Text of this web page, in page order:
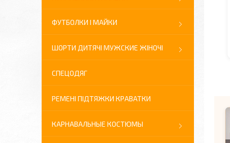
ФУТБОЛКИ І МАЙКИ
ШОРТИ ДИТЯЧІ МУЖСКИЕ ЖІНОЧІ
СПЕЦОДЯГ
РЕМЕНІ ПІДТЯЖКИ КРАВАТКИ
КАРНАВАЛЬНЫЕ КОСТЮМЫ